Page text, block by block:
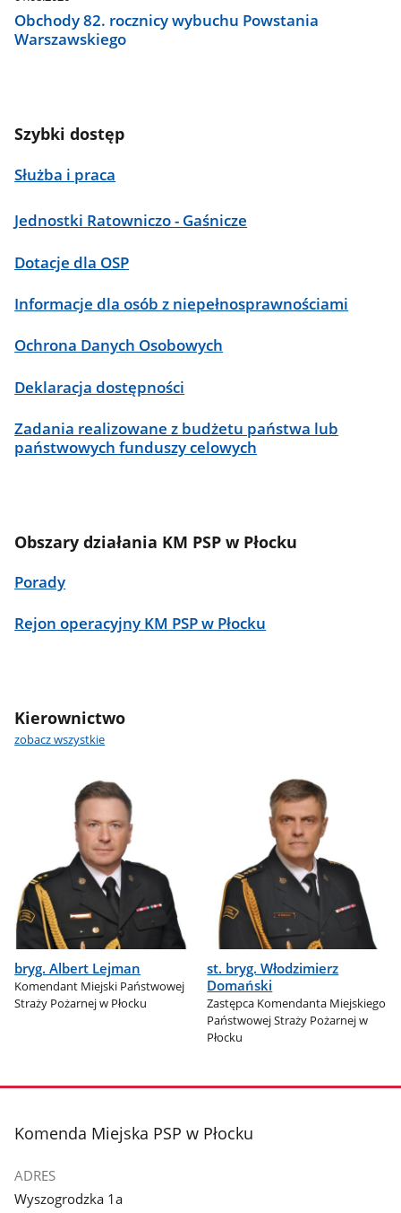
Obchody 82. rocznicy wybuchu Powstania
Warszawskiego
Szybki dostęp
Służba i praca
Jednostki Ratowniczo - Gaśnicze
Dotacje dla OSP
Informacje dla osób z niepełnosprawnościami
Ochrona Danych Osobowych
Deklaracja dostępności
Zadania realizowane z budżetu państwa lub
państwowych funduszy celowych
Obszary działania KM PSP w Płocku
Porady
Rejon operacyjny KM PSP w Płocku
Kierownictwo
zobacz wszystkie
bryg. Albert Lejman
Komendant Miejski Państwowej
Straży Pożarnej w Płocku
st. bryg. Włodzimierz
Domański
Zastępca Komendanta Miejskiego
Państwowej Straży Pożarnej w
Płocku
stopka
Komenda Miejska PSP w Płocku
ADRES
Wyszogrodzka 1a